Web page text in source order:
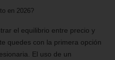
en 2026?
el equilibrio entre precio y
quedes con la primera opción
El uso de un